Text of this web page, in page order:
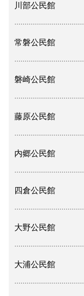
川部公民館
常磐公民館
磐崎公民館
藤原公民館
内郷公民館
四倉公民館
大野公民館
大浦公民館